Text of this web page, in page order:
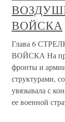
ВОЙСКА
Глава 6
ВОЙСКА На
фронты и
структурами,
увязывала с
ее военной